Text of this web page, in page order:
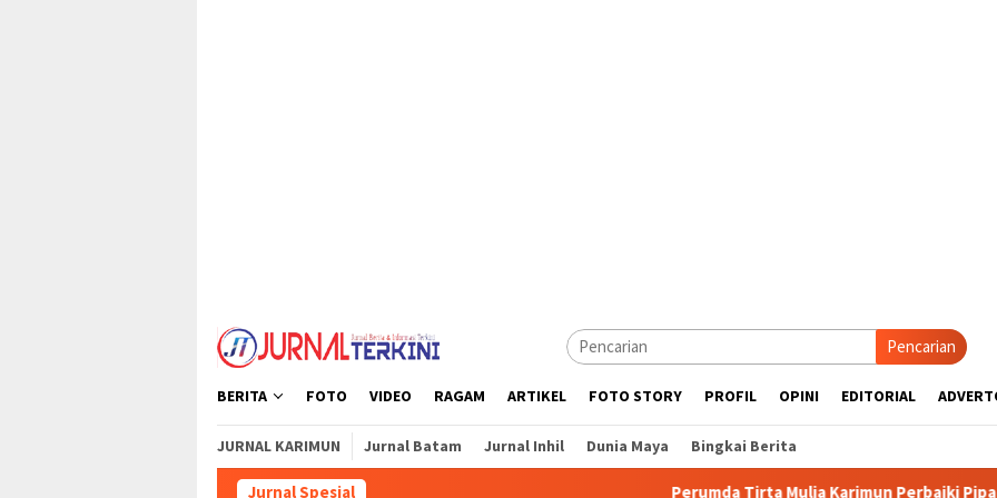
Pencarian
BERITA FOTO VIDEO RAGAM ARTIKEL FOTO STORY PROFIL OPINI EDITORIAL
JURNAL KARIMUN Jurnal Batam Jurnal Inhil Dunia Maya Bingkai Berita
Jurnal Spesial Perumda Tirta Mulia Karimun Perbaiki Pipa JDU, Warga